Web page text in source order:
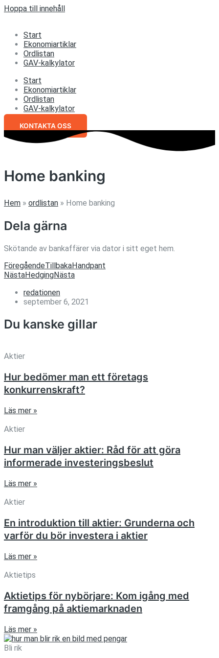
Hoppa till innehåll
Start
Ekonomiartiklar
Ordlistan
GAV-kalkylator
Start
Ekonomiartiklar
Ordlistan
GAV-kalkylator
KONTAKTA OSS
Home banking
Hem » ordlistan » Home banking
Dela gärna
Skötande av bankaffärer via dator i sitt eget hem.
FöregåendeTillbakaHandpant
NästaHedgingNästa
redationen
september 6, 2021
Du kanske gillar
Aktier
Hur bedömer man ett företags
konkurrenskraft?
Läs mer »
Aktier
Hur man väljer aktier: Råd för att göra
informerade investeringsbeslut
Läs mer »
Aktier
En introduktion till aktier: Grunderna och
varför du bör investera i aktier
Läs mer »
Aktietips
Aktietips för nybörjare: Kom igång med
framgång på aktiemarknaden
Läs mer »
Bli rik